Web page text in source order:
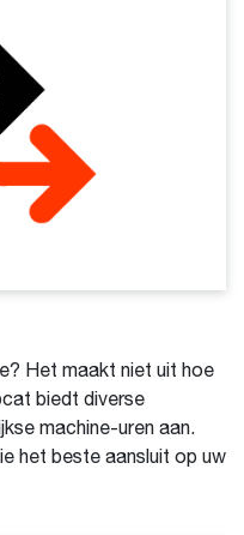
Het maakt niet uit hoe
biedt diverse
machine-uren aan.
het beste aansluit op uw